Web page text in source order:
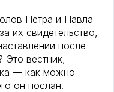
Петра и Павла
их свидетельство,
после
вестник,
— как можно
он послан.